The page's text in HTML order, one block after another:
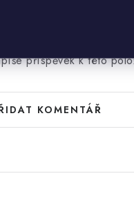
příspěvek k této
KOMENTÁŘ